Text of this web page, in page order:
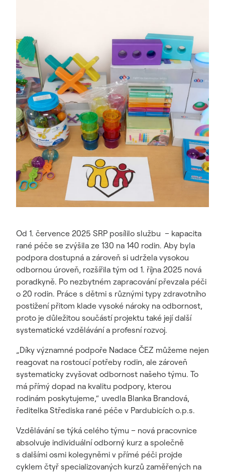
Od 1. července 2025 SRP posílilo službu – kapacita
rané péče se zvýšila ze 130 na 140 rodin. Aby byla
podpora dostupná a zároveň si udržela vysokou
odbornou úroveň, rozšířila tým od 1. října 2025 nová
poradkyně. Po nezbytném zapracování převzala péči
o 20 rodin. Práce s dětmi s různými typy zdravotního
postižení přitom klade vysoké nároky na odbornost,
proto je důležitou součástí projektu také její další
systematické vzdělávání a profesní rozvoj.
„Díky významné podpoře Nadace ČEZ můžeme nejen
reagovat na rostoucí potřeby rodin, ale zároveň
systematicky zvyšovat odbornost našeho týmu. To
má přímý dopad na kvalitu podpory, kterou
rodinám poskytujeme,“ uvedla Blanka Brandová,
ředitelka Střediska rané péče v Pardubicích o.p.s.
Vzdělávání se týká celého týmu – nová pracovnice
absolvuje individuální odborný kurz a společně
s dalšími osmi kolegyněmi v přímé péči projde
cyklem čtyř specializovaných kurzů zaměřených na